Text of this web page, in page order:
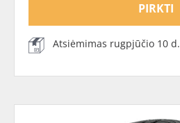
PIRKTI
Atsiėmimas rugpjūčio 10 d.